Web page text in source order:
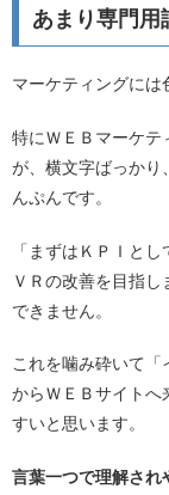
あまり専門用
マーケティングには
特にＷＥＢマーケテ
が、横文字ばっかり
んぷんです。
「まずはＫＰＩと
ＶＲの改善を目指
できません。
これを噛み砕いて「
からＷＥＢサイトへ
すいと思います。
言葉一つで理解され